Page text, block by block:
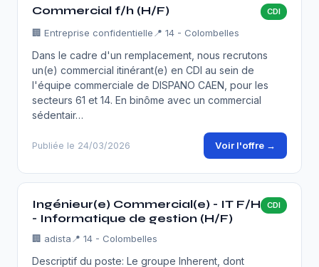
Commercial f/h (H/F) CDI
🏢 Entreprise confidentielle 📍 14 - Colombelles
Dans le cadre d'un remplacement, nous recrutons
un(e) commercial itinérant(e) en CDI au sein de
l'équipe commerciale de DISPANO CAEN, pour les
secteurs 61 et 14. En binôme avec un commercial
sédentair…
Publiée le 24/03/2026 Voir l'offre →
Ingénieur(e) Commercial(e) - IT F/H
- Informatique de gestion (H/F)
CDI
🏢 adista 📍 14 - Colombelles
Descriptif du poste: Le groupe Inherent, dont